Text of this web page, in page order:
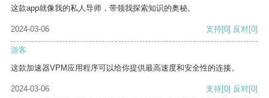
这款app就像我的私人导师，带领我探索知识的奥秘。
2024-03-06 支持[0] 反对[0]
游客
这款加速器VPM应用程序可以给你提供最高速度和安全性的连接。
2024-03-06 支持[0] 反对[0]